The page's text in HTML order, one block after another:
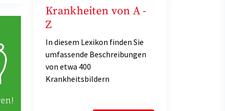
Krankheiten von A -
Z
In diesem Lexikon finden Sie
umfassende Beschreibungen
von etwa 400
Krankheitsbildern